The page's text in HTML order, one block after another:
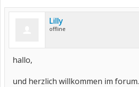
Lilly
offline
hallo,
und herzlich willkommen im forum.